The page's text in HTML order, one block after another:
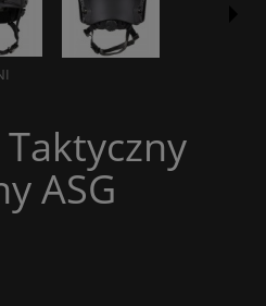
Taktyczny
ASG